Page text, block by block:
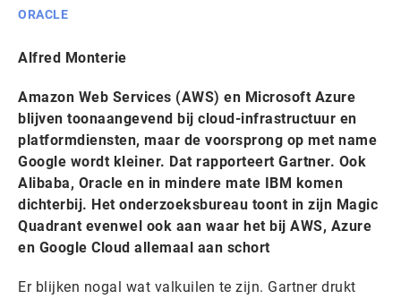
ORACLE
Alfred Monterie
Amazon Web Services (AWS) en Microsoft Azure
blijven toonaangevend bij cloud-infrastructuur en
platformdiensten, maar de voorsprong op met name
Google wordt kleiner. Dat rapporteert Gartner. Ook
Alibaba, Oracle en in mindere mate IBM komen
dichterbij. Het onderzoeksbureau toont in zijn Magic
Quadrant evenwel ook aan waar het bij AWS, Azure
en Google Cloud allemaal aan schort
Er blijken nogal wat valkuilen te zijn. Gartner drukt